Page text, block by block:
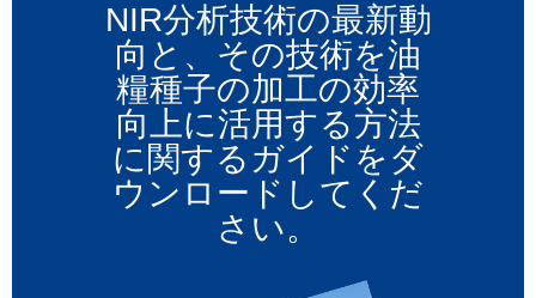
NIR分析技術の最新動
向と、その技術を油
糧種子の加工の効率
向上に活用する方法
に関するガイドをダ
ウンロードしてくだ
さい。